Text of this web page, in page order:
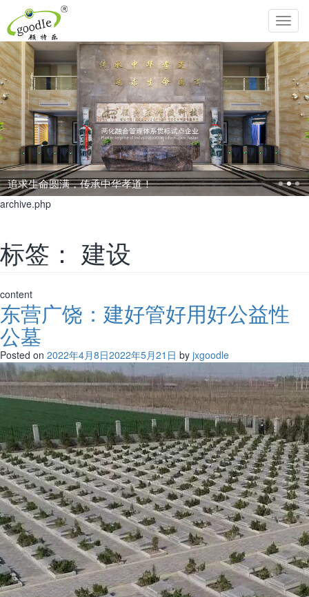
追求生命圆满，传承中华孝道！
archive.php
标签： 建设
content
东营广饶：建好管好用好公益性
公墓
Posted on 2022年4月8日2022年5月21日 by jxgoodle